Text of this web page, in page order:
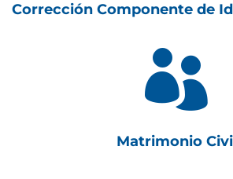
Corrección Componente de

Matrimonio